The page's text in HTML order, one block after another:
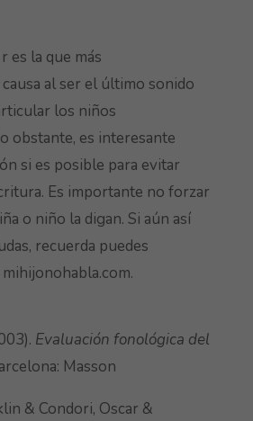
es la que más
al ser el último sonido
los niños
obstante, es interesante
si es posible para evitar
Es importante no forzar
o niño la digan. Si aún así
recuerda puedes
Evaluación fonológica del
Masson
& Condori, Oscar &